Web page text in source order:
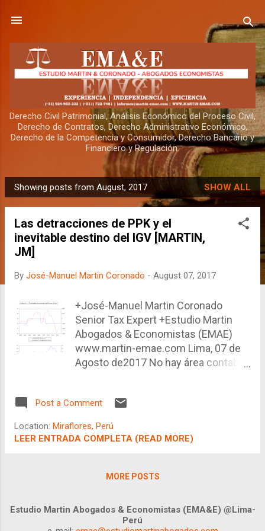
Derecho Civil Patrimonial, Análisis Económico del Proceso Civil,
Derecho de Contratos, Derecho Administrativo Económico,
Derecho de la Competencia y Consumidor, Derecho Bancario y
Financiero y Regulación.
P
o
Showing posts from August, 2017 SHOW ALL
Las detracciones de PPK y el
inevitable destino del IGV [MARTIN,
JM]
By José-Manuel Martin Coronado - August 07, 2017
+José-Manuel Martin Coronado
Senior Tax Expert +Estudio Martin
Abogados & Economistas (EMAE)
www.martin-emae.com Lima, 07 de
Agosto de2017 No hay área contable
sistema de detracciones, como parte
tributaria, sujeta a sanción, por lo que
no hay mucho margen de maniobra,
sistema de detracciones tiene más
promotor original puede decirse que
fue el Presidente actual, en ese
Post a Comment
Location: Miraflores, Perú
LEER ENTRADA COMPLETA (READ MORE)
MORE POSTS
Estudio Martin Abogados & Economistas (EMA&E) @Lima-
Perú